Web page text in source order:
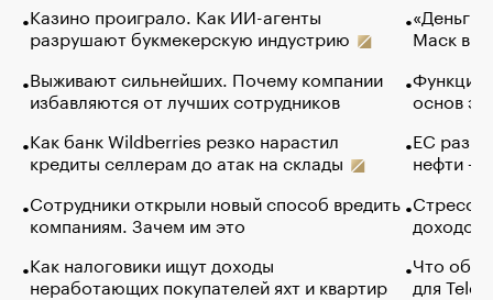
Казино проиграло. Как ИИ-агенты
разрушают букмекерскую индустрию
Выживают сильнейших. Почему компании
избавляются от лучших сотрудников
Как банк Wildberries резко нарастил
кредиты селлерам до атак на склады
Сотрудники открыли новый способ вредить
компаниям. Зачем им это
Как налоговики ищут доходы
неработающих покупателей яхт и квартир
«Деньги
Маск в
Функции
основ
ЕС
нефти —
Стресс
доходов
Что
для